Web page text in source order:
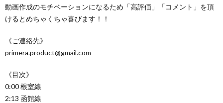
動画作成のモチベーションになるため「高評価」「コメント」を頂
けるとめちゃくちゃ喜びます！！
《ご連絡先》
primera.product@gmail.com
《目次》
0:00 根室線
2:13 函館線